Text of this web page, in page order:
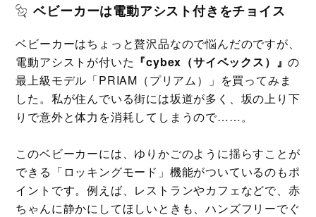
ベビーカーは電動アシスト付きをチョイス
ベビーカーはちょっと贅沢品なので悩んだのですが、
電動アシストが付いた 『cybex（サイベックス）』の
最上級モデル「PRIAM（プリアム）」を買ってみま
した。私が住んでいる街には坂道が多く、坂の上り下
りで意外と体力を消耗してしまうので……。
このベビーカーには、ゆりかごのように揺らすことが
できる「ロッキングモード」機能がついているのもポ
イントです。例えば、レストランやカフェなどで、赤
ちゃんに静かにしてほしいときも、ハンズフリーでぐ